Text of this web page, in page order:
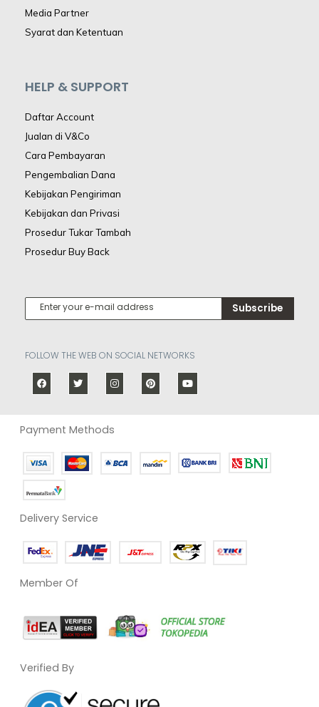
Media Partner
Syarat dan Ketentuan
HELP & SUPPORT
Daftar Account
Jualan di V&Co
Cara Pembayaran
Pengembalian Dana
Kebijakan Pengiriman
Kebijakan dan Privasi
Prosedur Tukar Tambah
Prosedur Buy Back
Subscribe
FOLLOW THE WEB ON SOCIAL NETWORKS
Payment Methods
Delivery Service
Member Of
Verified By